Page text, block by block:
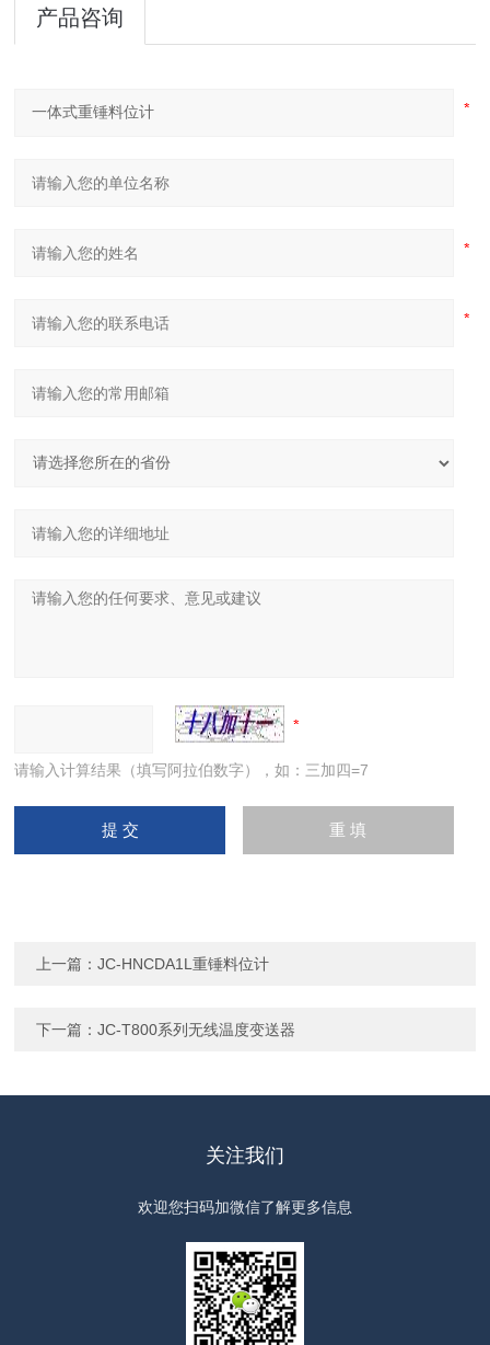
产品咨询
请输入计算结果（填写阿拉伯数字），如：三加四=7
上一篇：JC-HNCDA1L重锤料位计
下一篇：JC-T800系列无线温度变送器
关注我们
欢迎您扫码加微信了解更多信息